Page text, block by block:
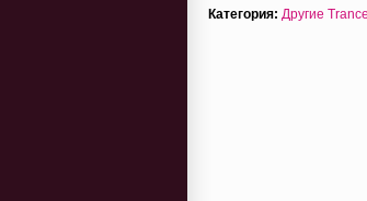
Категория: Другие